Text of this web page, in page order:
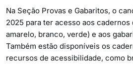
Na Seção Provas e Gabaritos, o
2025 para ter acesso aos cadernos
amarelo, branco, verde) e aos
Também estão disponíveis os
recursos de acessibilidade, como